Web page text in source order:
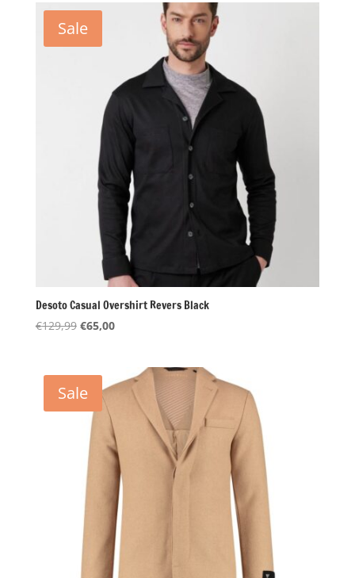
€79,99.
Sale
Desoto Casual Overshirt Revers Black
€129,99 Oorspronkelijke
€129,99.
€65,00Huidige
€65,00.
Sale